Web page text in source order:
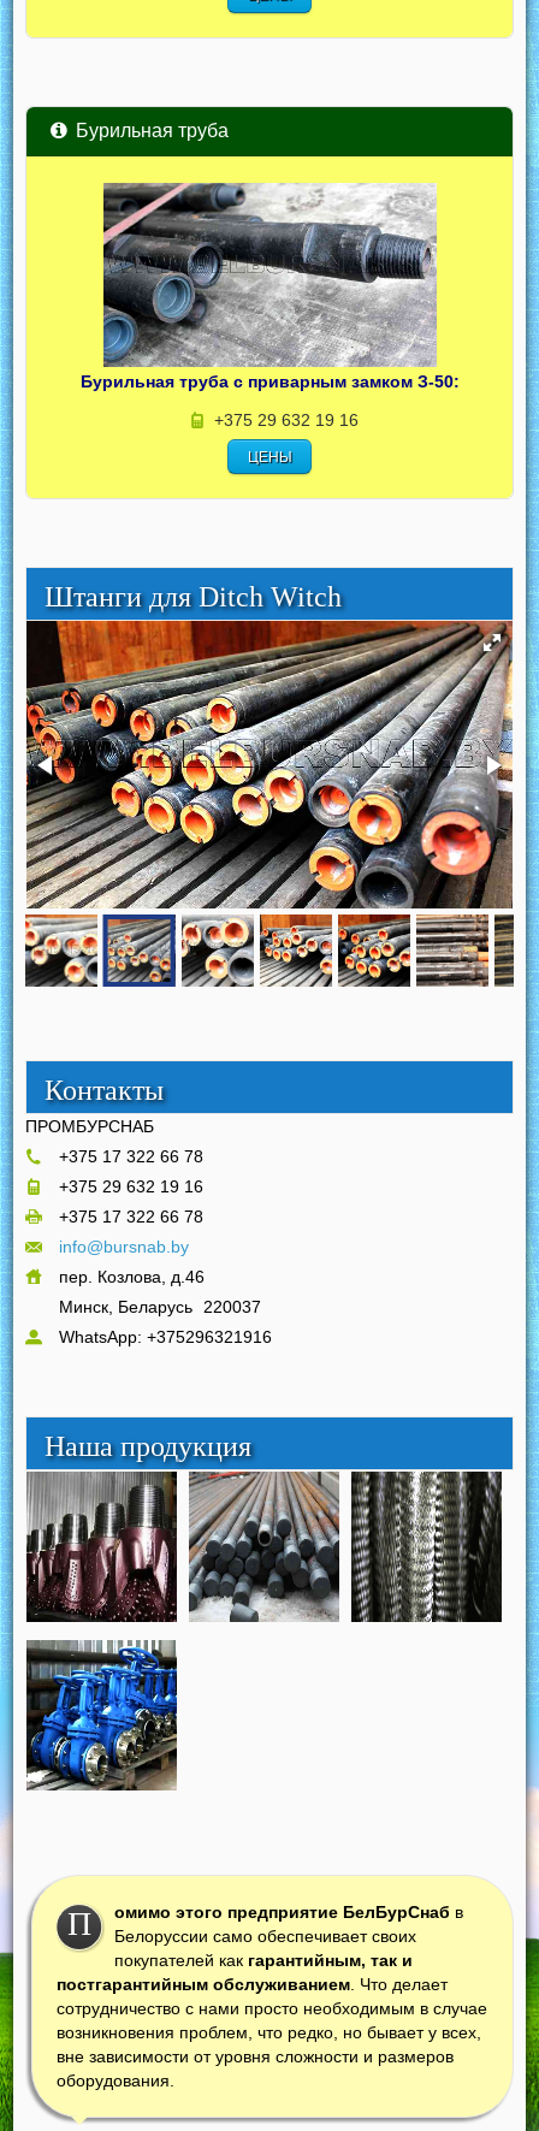
Бурильная труба
Бурильная труба с приварным замком З-50:
+375 29 632 19 16
ЦЕНЫ
Штанги для Ditch Witch
Контакты
ПРОМБУРСНАБ
+375 17 322 66 78
+375 29 632 19 16
+375 17 322 66 78
info@bursnab.by
пер. Козлова, д.46
Минск, Беларусь
220037
WhatsApp: +375296321916
Наша продукция
П омимо этого предприятие БелБурСнаб в
Белоруссии само обеспечивает своих
покупателей как гарантийным, так и
постгарантийным обслуживанием . Что делает
сотрудничество с нами просто необходимым в случае
возникновения проблем, что редко, но бывает у всех,
вне зависимости от уровня сложности и размеров
оборудования.